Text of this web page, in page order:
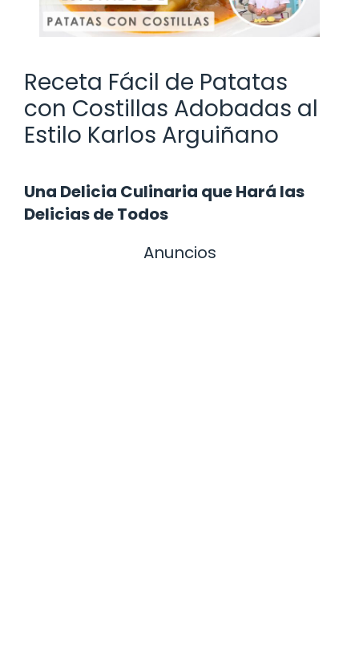
Receta Fácil de Patatas
con Costillas Adobadas al
Estilo Karlos Arguiñano
Una Delicia Culinaria que Hará las
Delicias de Todos
Anuncios